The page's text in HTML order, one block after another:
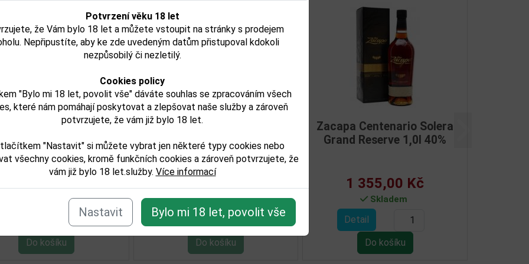
Potvrzení věku 18 let
že Vám bylo 18 let a můžete vstoupit na stránky s prodejem
Nepřipustíte, aby ke zde uvedeným datům přistupoval kdokoli
nezpůsobilý či nezletilý.
Cookies policy
"Bylo mi 18 let, povolit vše" dáváte souhlas se zpracováním všech
které nám pomáhají poskytovat a zlepšovat naše služby a zároveň
potvrzujete, že vám již bylo 18 let.
"Nastavit" si můžete vybrat jen některé typy cookies nebo
všechny cookies, kromě funkčních cookies a zároveň potvrzujete, že
vám již bylo 18 let.služby. Více informací
Nastavit Bylo mi 18 let, povolit vše
Rum Varadero Anejo 3YO
1,0l 38%
Skladem
Rum Varadero 5YO 0,7l 38%
Není skladem
Detail
Rum Varadero 3YO 0,7l 38%
351,00 Kč
Není skladem